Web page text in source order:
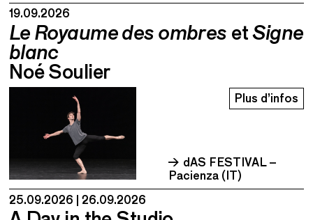
19.09.2026
Le Royaume des ombres etSigne
blanc
Noé Soulier
Plus d’infos
dAS FESTIVAL –
Pacienza (IT)
25.09.2026
26.09.2026